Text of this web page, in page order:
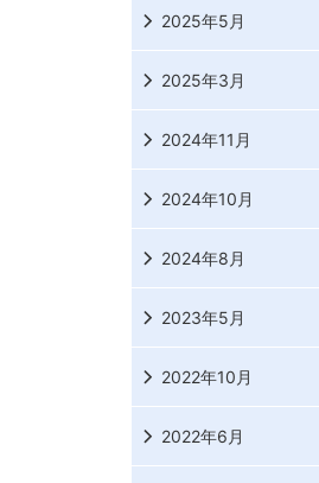
2025年5月
2025年3月
2024年11月
2024年10月
2024年8月
2023年5月
2022年10月
2022年6月